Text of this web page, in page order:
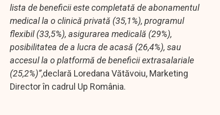
lista de beneficii este completată de abonamentul
medical la o clinică privată (35,1%), programul
flexibil (33,5%), asigurarea medicală (29%),
posibilitatea de a lucra de acasă (26,4%), sau
accesul la o platformă de beneficii extrasalariale
(25,2%)”,declară Loredana Vătăvoiu, Marketing
Director în cadrul Up România.